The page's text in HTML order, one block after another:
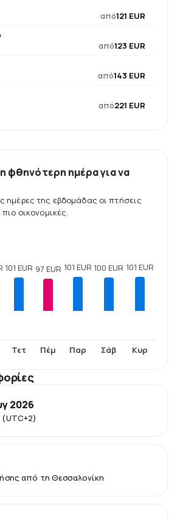
από121 EUR
από123 EUR
από143 EUR
από221 EUR
φθηνότερη ημέρα για να
ημέρες της εβδομάδας οι πτήσεις
οικονομικές.
101 EUR
Τετ
97 EUR
Πέμ
101 EUR
Παρ
100 EUR
Σάβ
101 EUR
Κυρ
2026
από τη Θεσσαλονίκη